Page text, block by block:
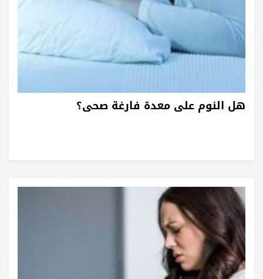
هل النوم على معدة فارغة صحى؟